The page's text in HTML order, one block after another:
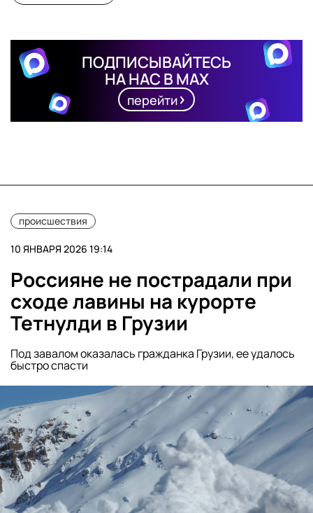
ПОДПИСЫВАЙТЕСЬ
НА НАС В MAX
перейти
происшествия
10 ЯНВАРЯ 2026 19:14
Россияне не пострадали при
сходе лавины на курорте
Тетнулди в Грузии
Под завалом оказалась гражданка Грузии, ее удалось
быстро спасти